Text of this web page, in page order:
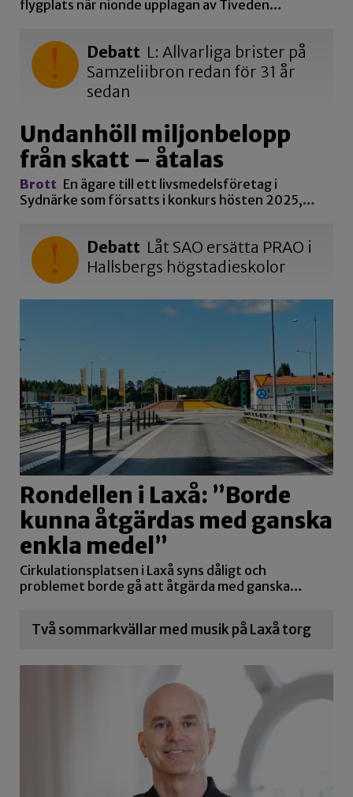
flygplats när nionde upplagan av Tiveden…
Debatt L: Allvarliga brister på
Samzeliibron redan för 31 år
sedan
Undanhöll miljonbelopp
från skatt – åtalas
Brott En ägare till ett livsmedelsföretag i
Sydnärke som försatts i konkurs hösten 2025,…
Debatt Låt SAO ersätta PRAO i
Hallsbergs högstadieskolor
Rondellen i Laxå: ”Borde
kunna åtgärdas med ganska
enkla medel”
Cirkulationsplatsen i Laxå syns dåligt och
problemet borde gå att åtgärda med ganska…
Två sommarkvällar med musik på Laxå torg